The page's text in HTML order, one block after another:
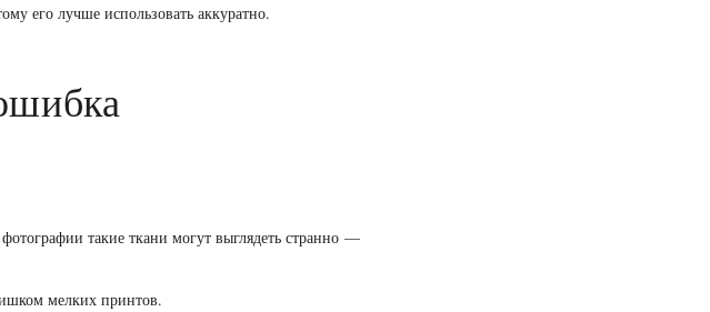
его лучше использовать аккуратно.
такие ткани могут выглядеть странно —
мелких принтов.